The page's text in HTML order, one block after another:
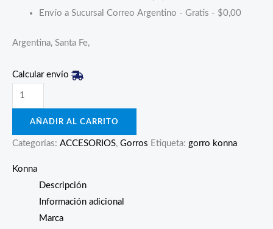
Envío a Sucursal Correo Argentino - Gratis - $0,00
Argentina, Santa Fe,
Calcular envío
AÑADIR AL CARRITO
Categorías: ACCESORIOS, Gorros Etiqueta: gorro konna
Konna
Descripción
Información adicional
Marca